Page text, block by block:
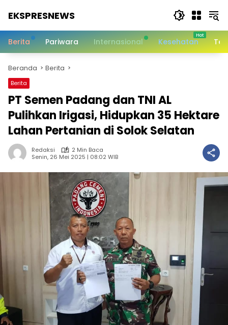
EKSPRESNEWS
Dalam
Berita Pariwara Internasional Kesehatan
Beranda Berita
Berita
PT Semen Padang dan TNI AL
Pulihkan Irigasi, Hidupkan 35 Hektare
Lahan Pertanian di Solok Selatan
Redaksi
2 Min Baca
Senin, 26 Mei 2025 | 08:02 WIB